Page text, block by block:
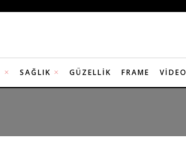
SAĞLIK GÜZELLIK FRAME VIDEO